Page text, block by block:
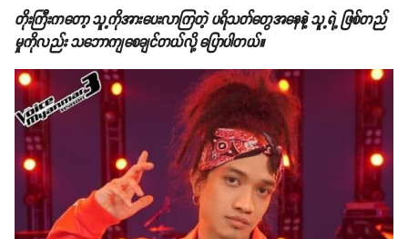
တိုးကြီးကတော့ သူ့ကိုအားပေးလာကြတဲ့ ပရိသတ်တွေအနေနဲ့ သူ့ရဲ့ ဖြစ်တည်
မှုကိုလည်း သဘောကျစေချင်တယ်လို့ ပြောပါတယ်။